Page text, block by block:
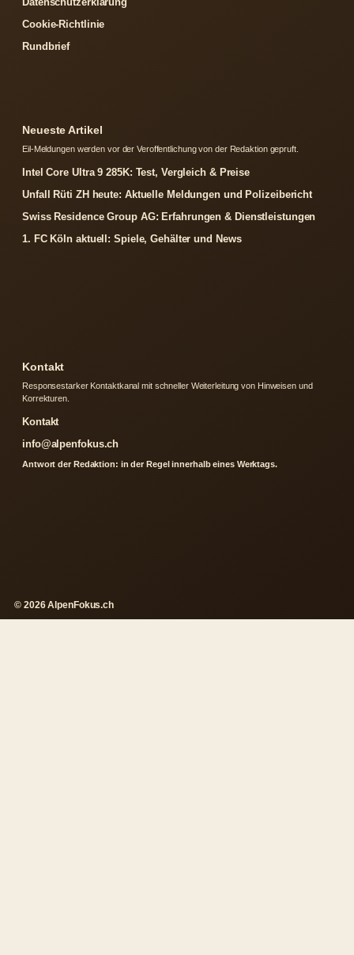
Cookie-Richtlinie
Rundbrief
Neueste Artikel
Eil-Meldungen werden vor der Veroffentlichung von der Redaktion gepruft.
Intel Core Ultra 9 285K: Test, Vergleich & Preise
Unfall Rüti ZH heute: Aktuelle Meldungen und Polizeibericht
Swiss Residence Group AG: Erfahrungen & Dienstleistungen
1. FC Köln aktuell: Spiele, Gehälter und News
Kontakt
Responsestarker Kontaktkanal mit schneller Weiterleitung von Hinweisen und
Korrekturen.
Kontakt
info@alpenfokus.ch
Antwort der Redaktion: in der Regel innerhalb eines Werktags.
© 2026 AlpenFokus.ch